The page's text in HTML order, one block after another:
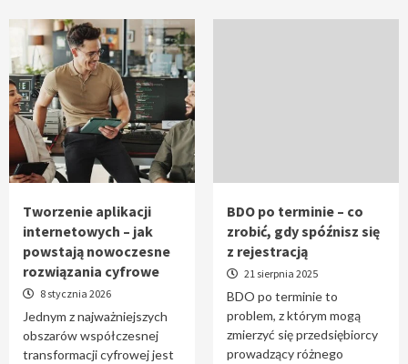
Tworzenie aplikacji
internetowych – jak
powstają nowoczesne
rozwiązania cyfrowe
8 stycznia 2026
Jednym z najważniejszych
obszarów współczesnej
transformacji cyfrowej jest
BDO po terminie – co
zrobić, gdy spóźnisz się
z rejestracją
21 sierpnia 2025
BDO po terminie to
problem, z którym mogą
zmierzyć się przedsiębiorcy
prowadzący różnego